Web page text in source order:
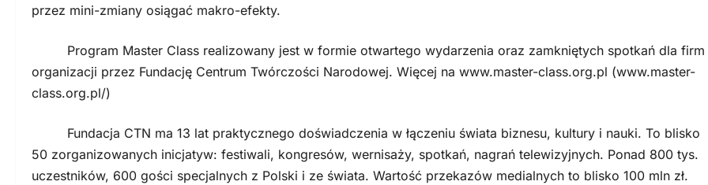
przez mini-zmiany osiągać makro-efekty.
Program Master Class realizowany jest w formie otwartego wydarzenia oraz zamkniętych spotkań dla firm
organizacji przez Fundację Centrum Twórczości Narodowej. Więcej na www.master-class.org.pl (www.master-
class.org.pl/)
Fundacja CTN ma 13 lat praktycznego doświadczenia w łączeniu świata biznesu, kultury i nauki. To blisko
50 zorganizowanych inicjatyw: festiwali, kongresów, wernisaży, spotkań, nagrań telewizyjnych. Ponad 800 tys.
uczestników, 600 gości specjalnych z Polski i ze świata. Wartość przekazów medialnych to blisko 100 mln zł.